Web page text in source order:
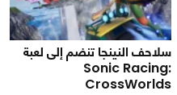
سلاحف النينجا تنضم إلى لعبة
Sonic Racing:
CrossWorlds